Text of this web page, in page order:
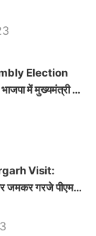
भाजपा उम्मीदवार,
सीट के ताजा
Election
में मुख्यमंत्री का
?
Visit:
जमकर गरजे पीएम
भाषण की बड़ी